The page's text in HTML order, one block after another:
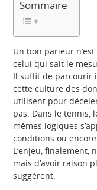
Sommaire
Un bon parieur
celui qui sait le
Il suffit de parcourir
cette culture des
utilisent pour
pas. Dans le tennis,
mêmes logiques
conditions ou
L’enjeu, finalement,
mais d’avoir raison
suggèrent.